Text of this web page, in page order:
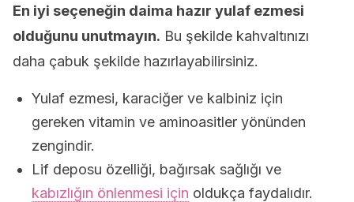
En iyi seçeneğin daima hazır yulaf ezmesi
olduğunu unutmayın. Bu şekilde kahvaltınızı
daha çabuk şekilde hazırlayabilirsiniz.
Yulaf ezmesi, karaciğer ve kalbiniz için
gereken vitamin ve aminoasitler yönünden
zengindir.
Lif deposu özelliği, bağırsak sağlığı ve
kabızlığın önlenmesi için oldukça faydalıdır.